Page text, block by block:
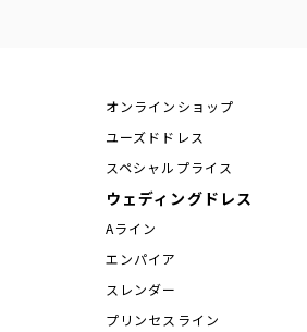
オンラインショップ
ユーズドドレス
スペシャルプライス
ウェディングドレス
Aライン
エンパイア
スレンダー
プリンセスライン